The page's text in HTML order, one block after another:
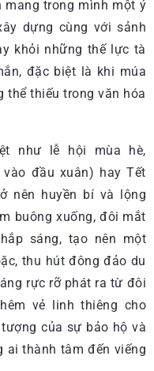
mang trong mình một ý
dựng cùng với sảnh
khỏi những thế lực tà
đặc biệt là khi múa
thể thiếu trong văn hóa
như lễ hội mùa hè,
đầu xuân) hay Tết
nên huyền bí và lộng
buông xuống, đôi mắt
sáng, tạo nên một
thu hút đông đảo du
rực rỡ phát ra từ đôi
vẻ linh thiêng cho
của sự bảo hộ và
ai thành tâm đến viếng